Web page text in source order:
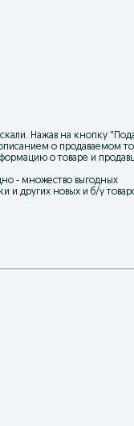
Нажав на кнопку "
о продаваемом
о товаре и
- множество выгодных
и других новых и б/у